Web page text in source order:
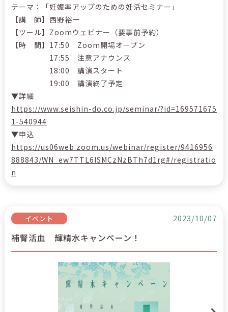
テーマ：「妊娠率アップのための妊活セミナー」
【講 師】西野裕一
【ツール】Zoomウェビナー（要事前予約）
【時 間】17:50 Zoom開場オープン
17:55 注意アナウンス
18:00 講演スタート
19:00 講演終了予定
▼詳細
https://www.seishin-do.co.jp/seminar/?id=169571675
1-540944
▼申込
https://us06web.zoom.us/webinar/register/9416956
888843/WN_ew7TTL6ISMCzNzBTh7d1rg#/registratio
n
イベント 2023/10/07
補腎活血 輝精水キャンペーン！